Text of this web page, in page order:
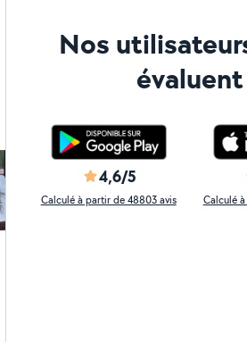
Nos
évaluent
4,6/5
Calculé à partir de 48803 avis Calculé